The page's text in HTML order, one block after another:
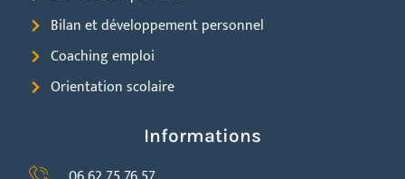
Bilan et développement personnel
Coaching emploi
Orientation scolaire
Informations